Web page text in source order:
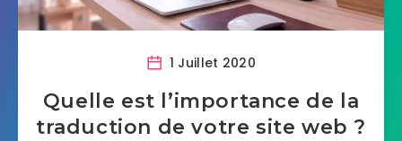
1 Juillet 2020
Quelle est l’importance de la
traduction de votre site web ?